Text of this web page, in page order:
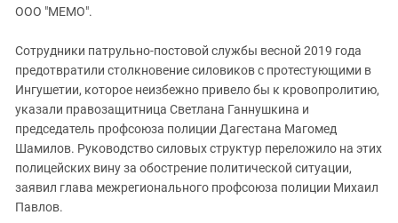
ИНАКОМЫСЛИЕ В ЧЕЧНЕ
ПРЕСЛЕДОВАНИЕ АКТИВИСТОВ
МОБИЛИЗАЦИЯ И ПРОТЕСТЫ
Дагестан
Кабардино-Балкария
Калмыкия
Карачаево-Черкесия
Краснодарский край
Российская Федерация
ООО "МЕМО".
Сотрудники патрульно-постовой службы весной 2019 года
предотвратили столкновение силовиков с протестующими в
Ингушетии, которое неизбежно привело бы к кровопролитию,
указали правозащитница Светлана Ганнушкина и
председатель профсоюза полиции Дагестана Магомед
Шамилов. Руководство силовых структур переложило на этих
полицейских вину за обострение политической ситуации,
заявил глава межрегионального профсоюза полиции Михаил
Павлов.